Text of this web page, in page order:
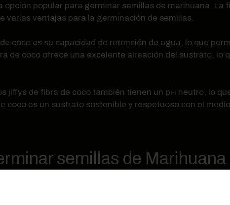
opción popular para germinar semillas de marihuana. La
varias ventajas para la germinación de semillas.
coco es su capacidad de retención de agua, lo que
de coco ofrece una excelente aireación del sustrato, lo
jiffys de fibra de coco también tienen un pH neutro, lo
coco es un sustrato sostenible y respetuoso con el
semillas de
en agua y aumentar su tamaño